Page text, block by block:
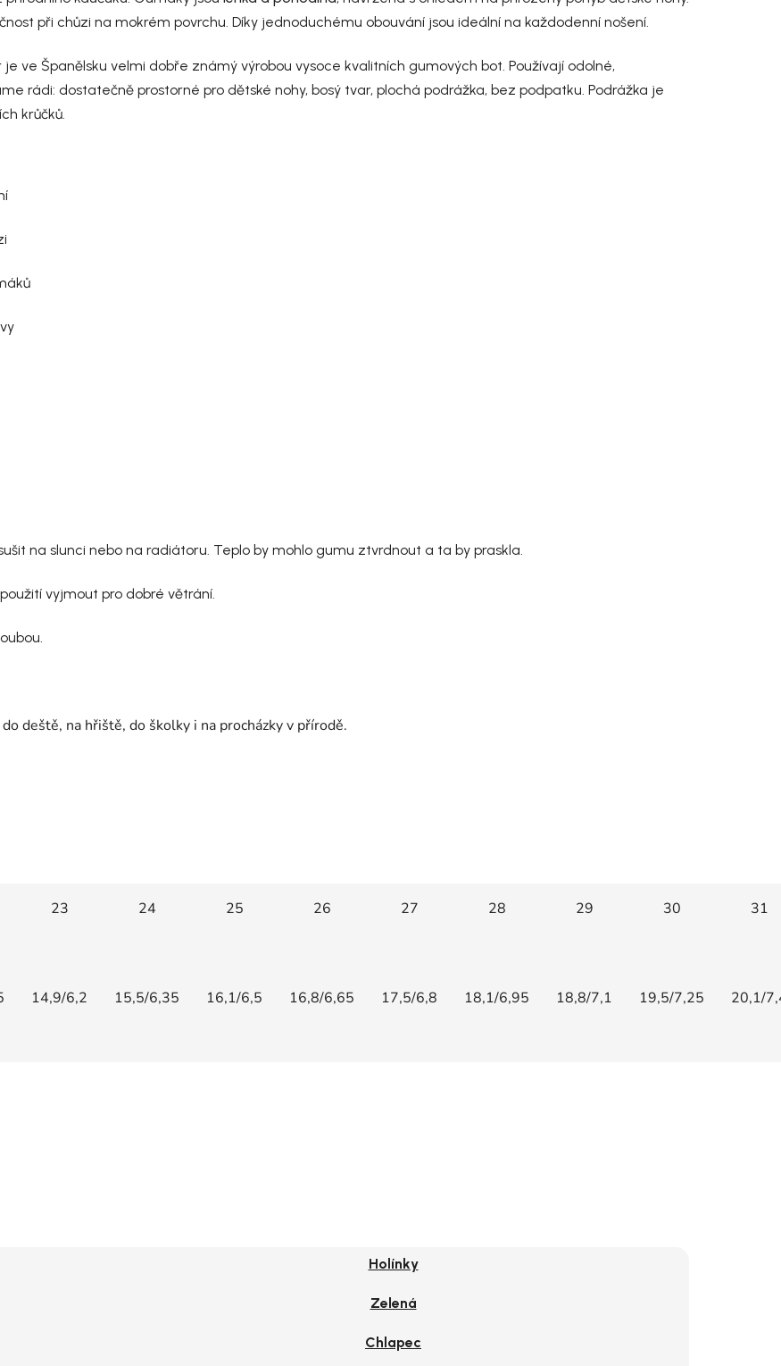
při chůzi na mokrém povrchu. Díky jednoduchému obouvání jsou ideální na každodenní nošení.
ve Španělsku velmi dobře známý výrobou vysoce kvalitních gumových bot. Používají odolné,
rádi: dostatečně prostorné pro dětské nohy, bosý tvar, plochá podrážka, bez podpatku. Podrážka je
krůčků.
na slunci nebo na radiátoru. Teplo by mohlo gumu ztvrdnout a ta by praskla.
vyjmout pro dobré větrání.
deště, na hřiště, do školky i na procházky v přírodě.
23 24 25 26 27 28 29 30 31
14,9/6,2 15,5/6,35 16,1/6,5 16,8/6,65 17,5/6,8 18,1/6,95 18,8/7,1 19,5/7,25 20,1/
Holínky
Zelená
Chlapec